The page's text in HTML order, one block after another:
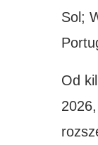
Sol;
Od